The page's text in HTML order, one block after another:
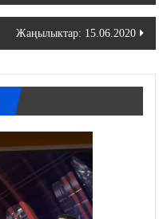
Жаңылыктар: 15.06.2020